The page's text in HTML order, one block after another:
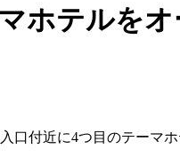
ホテルを
口付近に4つ目のテーマ